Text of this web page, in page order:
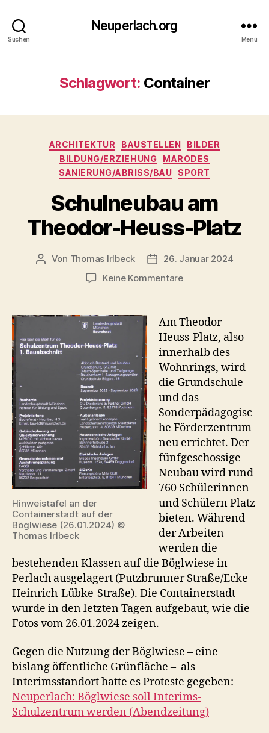
Suchen
Neuperlach.org
Menü
Schlagwort: Container
Kategorien
ARCHITEKTUR BAUSTELLEN
BILDER
BILDUNG/ERZIEHUNG
MARODES
SANIERUNG/ABRISS/BAU
SPORT
Schulneubau am
Theodor-Heuss-Platz
Beitragsautor
Von Thomas Irlbeck Veröffentlichungsdatum
26. Januar 2024
Keine Kommentarezu
Theodor-
Heuss-
Platz
Hinweistafel an der
Containerstadt auf der
Böglwiese (26.01.2024) ©
Thomas Irlbeck
Am Theodor-
Heuss-Platz, also
innerhalb des
Wohnrings, wird
die Grundschule
und das
Sonderpädagogisc
he Förderzentrum
neu errichtet. Der
fünfgeschossige
Neubau wird rund
760 Schülerinnen
und Schülern Platz
bieten. Während
der Arbeiten
werden die
bestehenden Klassen auf die Böglwiese in
Perlach ausgelagert (Putzbrunner Straße/Ecke
Heinrich-Lübke-Straße). Die Containerstadt
wurde in den letzten Tagen aufgebaut, wie die
Fotos vom 26.01.2024 zeigen.
Gegen die Nutzung der Böglwiese – eine
bislang öffentliche Grünfläche – als
Interimsstandort hatte es Proteste gegeben:
Neuperlach: Böglwiese soll Interims-
Schulzentrum werden (Abendzeitung)